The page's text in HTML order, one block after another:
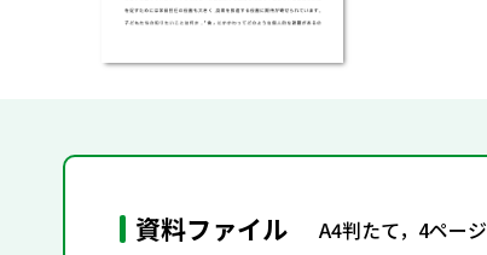
資料ファイル A4判たて，4ページ